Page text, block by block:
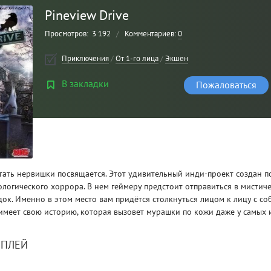
Pineview Drive
Просмотров: 3 192 / Комментариев:0
Приключения/От 1-го лица/Экшен
В закладки Пожаловаться
нервишки посвящается. Этот удивительный инди-проект создан
хоррора. В нем геймеру предстоит отправиться в
Именно в этом место вам придётся столкнуться лицом к лицу с
свою историю, которая вызовет мурашки по кожи даже у самых
3 / 5.0
CLAIR OBSCUR: EXPEDITION 33 НА
РУССКОМ НА ПК